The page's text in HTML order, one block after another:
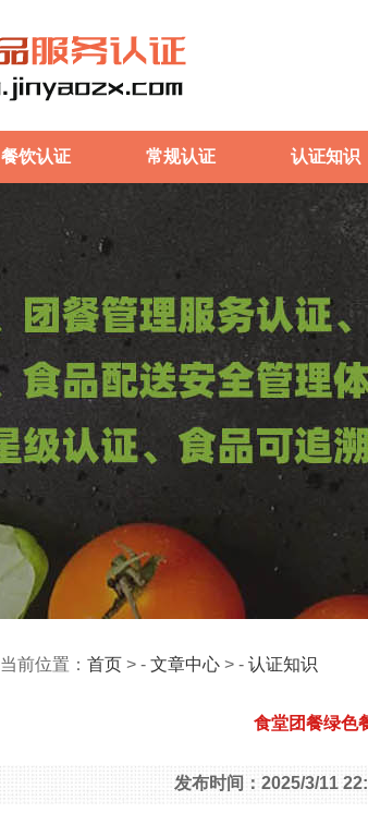
餐饮认证 常规认证 认证知识
当前位置： 首页 > - 文章中心 > - 认证知识
食堂团餐绿色
发布时间：2025/3/11